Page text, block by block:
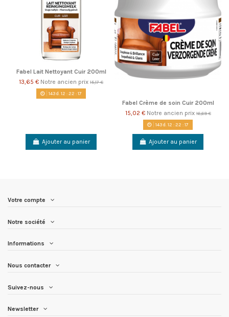
Fabel Lait Nettoyant Cuir 200ml
13,65 € Notre ancien prix 15,17 €
143d. 12 :22 :17
Ajouter au panier
Fabel Crème de soin Cuir 200ml
15,02 € Notre ancien prix16,69 €
143d. 12 :22 :17
Ajouter au panier
Votre compte
Notre société
Informations
Nous contacter
Suivez-nous
Newsletter